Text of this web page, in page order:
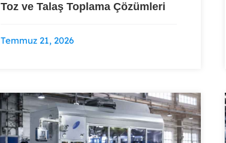
Toz ve Talaş Toplama Çözümleri
Temmuz 21, 2026